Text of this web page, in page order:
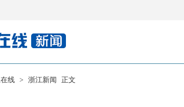
线 > 浙江新闻 正文